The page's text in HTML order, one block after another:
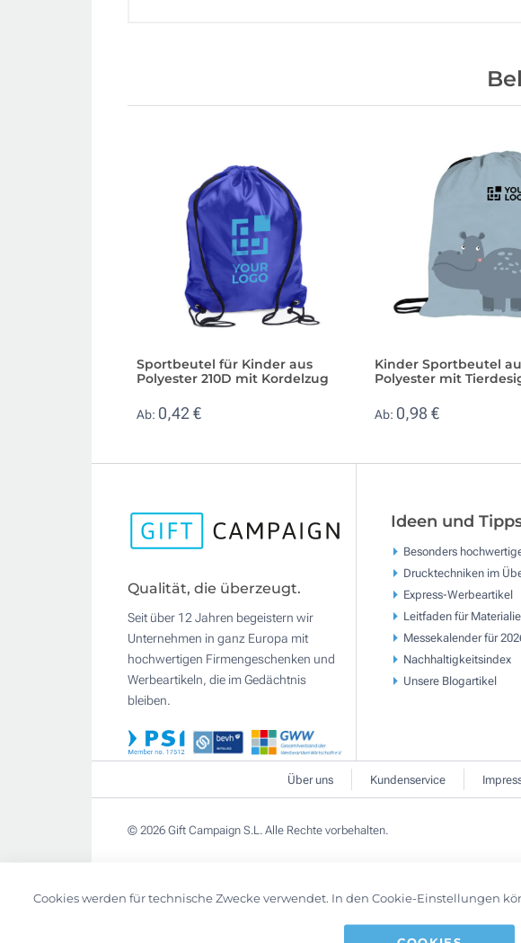
Sportbeutel für Kinder aus
Polyester 210D mit Kordelzug
Ab: 0,42 €
Kinder Sportbeutel
Polyester mit
Ab: 0,98 €
Qualität, die überzeugt.
Seit über 12 Jahren begeistern wir
Unternehmen in ganz Europa mit
hochwertigen Firmengeschenken und
Werbeartikeln, die im Gedächtnis
bleiben.
Ideen und
Besonders
Drucktechniken im
Express-Werbeartikel
Leitfaden für
Messekalender für
Nachhaltigkeitsindex
Unsere Blogartikel
Über uns Kundenservice
© 2026 Gift Campaign S.L. Alle Rechte vorbehalten.
Cookies werden für technische Zwecke verwendet. In den Cookie-Einstellungen